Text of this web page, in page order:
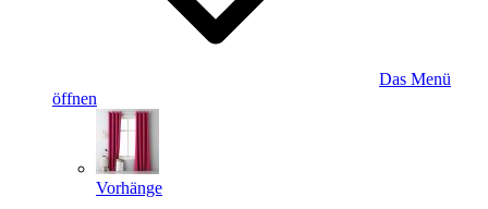
Das Menü
öffnen
Vorhänge